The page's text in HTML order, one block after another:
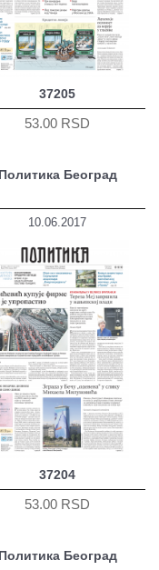
37205
53.00 RSD
Политика Београд
10.06.2017
37204
53.00 RSD
Политика Београд